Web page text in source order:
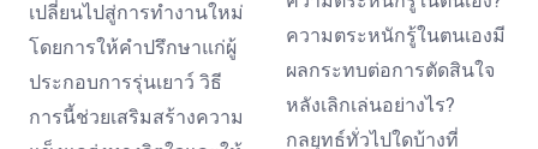
เปลี่ยนไปสู่การทำงานใหม่
โดยการให้คำปรึกษาแก่ผู้
ประกอบการรุ่นเยาว์ วิธี
การนี้ช่วยเสริมสร้างความ
ความตระหนักรู้ในตนเองมี
ผลกระทบต่อการตัดสินใจ
หลังเลิกเล่นอย่างไร?
กลยุทธ์ทั่วไปใดบ้างที่